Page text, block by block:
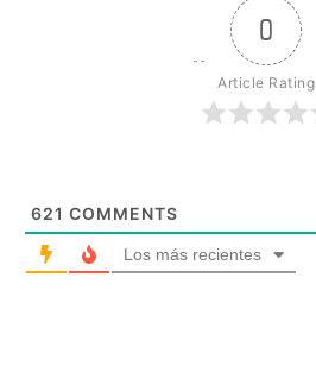
0
Article Rating
621 COMMENTS
Los más recientes